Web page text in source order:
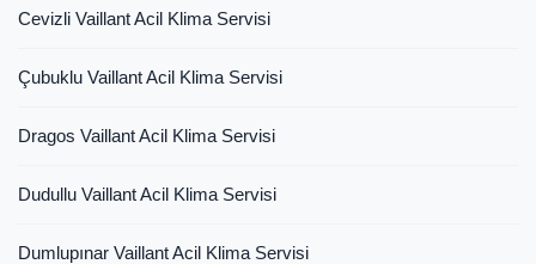
Cevizli Vaillant Acil Klima Servisi
Çubuklu Vaillant Acil Klima Servisi
Dragos Vaillant Acil Klima Servisi
Dudullu Vaillant Acil Klima Servisi
Dumlupınar Vaillant Acil Klima Servisi